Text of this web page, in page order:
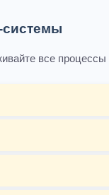
системы
все процессы